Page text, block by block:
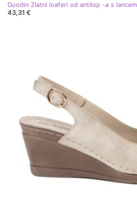
Goodin Zlatni loaferi od antilop -a s lancem
43,31 €